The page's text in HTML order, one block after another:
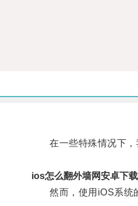
在一些特殊情况下，
ios怎么翻外墙网安卓下载
然而，使用iOS系统的